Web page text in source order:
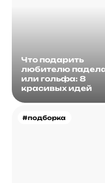
Что подарить
любителю
или гольфа: 8
красивых идей
#подборка